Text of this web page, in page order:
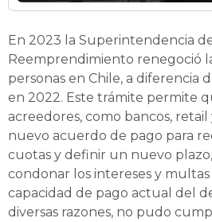
En 2023 la Superintendencia
Reemprendimiento renegoció
personas en Chile, a diferencia
en 2022. Este trámite permite
acreedores, como bancos,
nuevo acuerdo de pago para
cuotas y definir un nuevo
condonar los intereses y
capacidad de pago actual del
diversas razones, no pudo